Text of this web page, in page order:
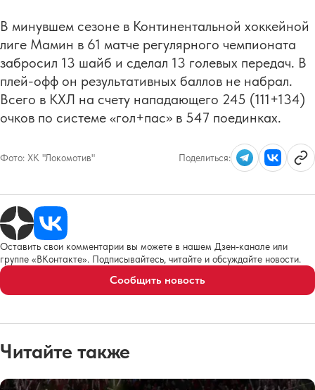
В минувшем сезоне в Континентальной хоккейной
лиге Мамин в 61 матче регулярного чемпионата
забросил 13 шайб и сделал 13 голевых передач. В
плей-офф он результативных баллов не набрал.
Всего в КХЛ на счету нападающего 245 (111+134)
очков по системе «гол+пас» в 547 поединках.
Фото: ХК "Локомотив" Поделиться:
Оставить свои комментарии вы можете в нашем Дзен-канале или
группе «ВКонтакте». Подписывайтесь, читайте и обсуждайте новости.
Сообщить новость
Читайте также